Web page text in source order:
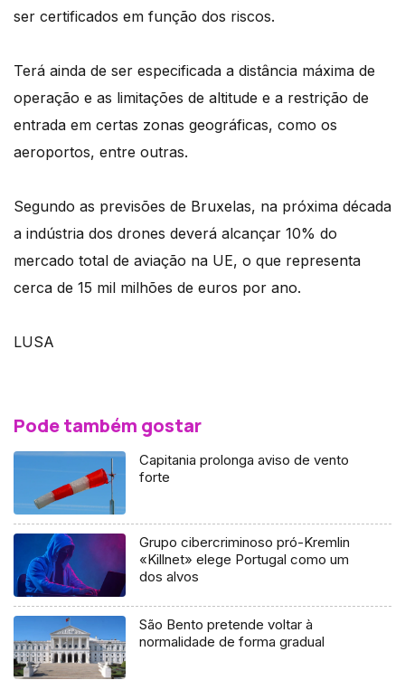
ser certificados em função dos riscos.
Terá ainda de ser especificada a distância máxima de
operação e as limitações de altitude e a restrição de
entrada em certas zonas geográficas, como os
aeroportos, entre outras.
Segundo as previsões de Bruxelas, na próxima década
a indústria dos drones deverá alcançar 10% do
mercado total de aviação na UE, o que representa
cerca de 15 mil milhões de euros por ano.
LUSA
Pode também gostar
Capitania prolonga aviso de vento
forte
Grupo cibercriminoso pró-Kremlin
«Killnet» elege Portugal como um
dos alvos
São Bento pretende voltar à
normalidade de forma gradual